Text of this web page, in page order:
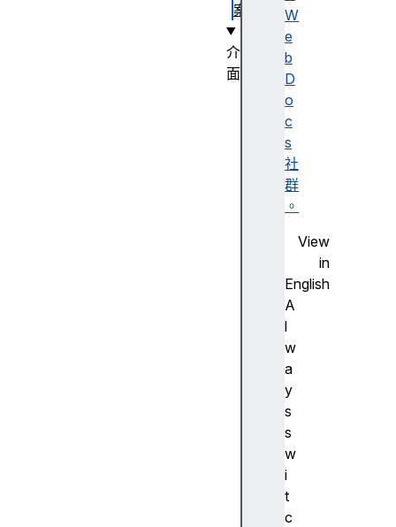
W
e
b
D
o
c
s
社
群
。
View
in
English
A
l
w
a
y
s
s
w
i
t
c
案
介
面